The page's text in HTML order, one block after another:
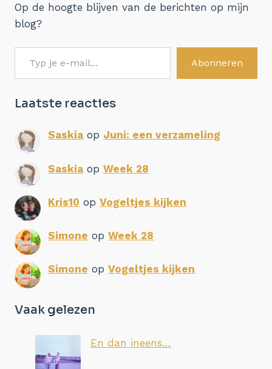
Op de hoogte blijven van de berichten op mijn
blog?
Typ je e-mail...
Abonneren
Laatste reacties
Saskia op Juni: een verzameling
Saskia opWeek 28
Kris10 opVogeltjes kijken
Simone opWeek 28
Simone opVogeltjes kijken
Vaak gelezen
En dan ineens…